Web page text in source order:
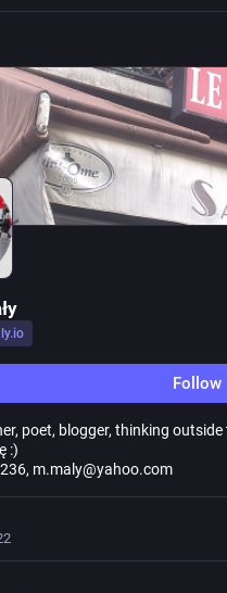
Follow
poet, blogger, thinking outside
:)
m.maly@yahoo.com